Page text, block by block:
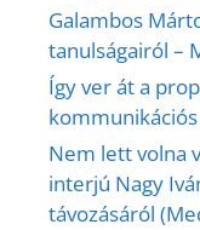
Galambos
tanulságairól –
Így ver át a
Nem lett volna
interjú Nagy
távozásáról